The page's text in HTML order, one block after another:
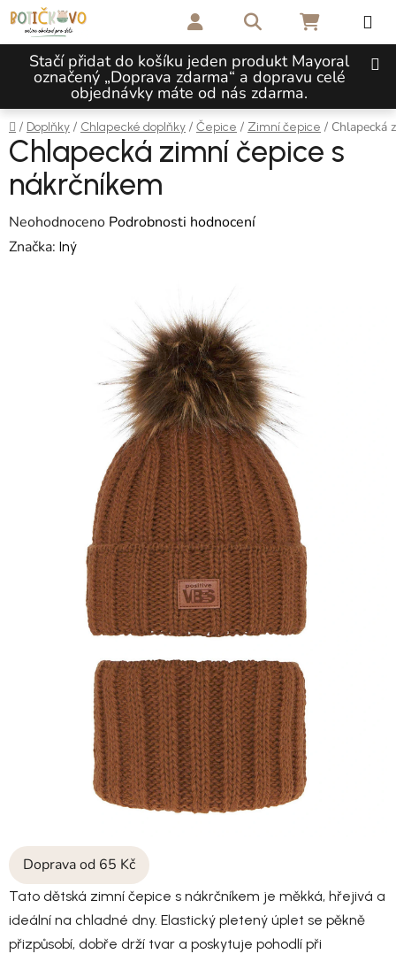
Přejít na obsah
Stačí přidat do košíku jeden produkt Mayoral
označený „Doprava zdarma“ a dopravu celé
objednávky máte od nás zdarma.
Hledat NÁKUPNÍ
Domů
/ Doplňky / Chlapecké doplňky / Čepice / Zimní čepice / Chlapecká
Doprava od 65 Kč
Tato dětská zimní čepice s nákrčníkem je měkká, hřejivá a
ideální na chladné dny. Elastický pletený úplet se pěkně
přizpůsobí, dobře drží tvar a poskytuje pohodlí při
Chlapecká zimní čepice s
nákrčníkem
Průměrné hodnocení produktu je 0,0 z 5 hvězdiček.
Neohodnoceno Podrobnosti hodnocení
Značka: Iný